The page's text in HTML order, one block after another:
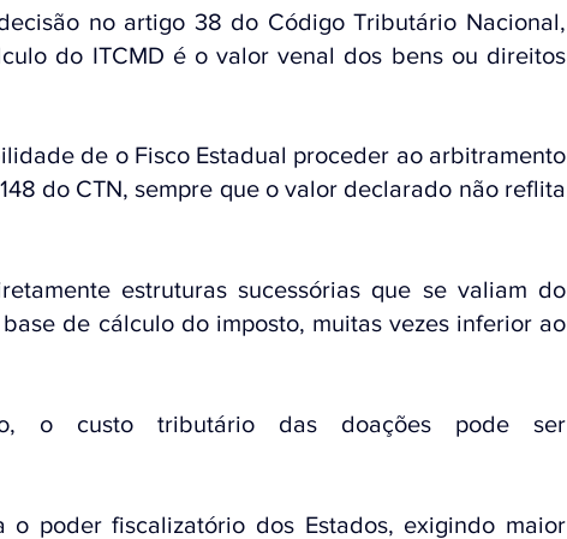
no artigo 38 do Código Tributário Nacional,
do ITCMD é o valor venal dos bens ou direitos
de o Fisco Estadual proceder ao arbitramento
do CTN, sempre que o valor declarado não reflita
estruturas sucessórias que se valiam do
de cálculo do imposto, muitas vezes inferior ao
o custo tributário das doações pode ser
o poder fiscalizatório dos Estados, exigindo maior